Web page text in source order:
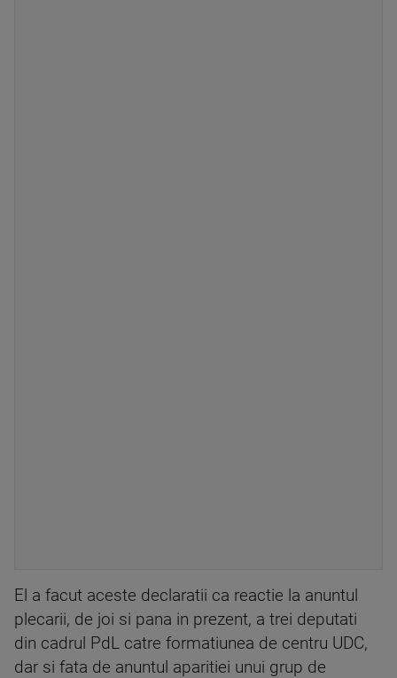
El a facut aceste declaratii ca reactie la anuntul
plecarii, de joi si pana in prezent, a trei deputati
din cadrul PdL catre formatiunea de centru UDC,
dar si fata de anuntul aparitiei unui grup de